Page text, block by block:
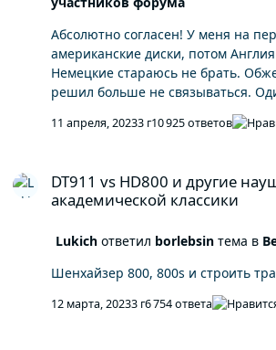
Абсолютно согласен! У меня на первом месте
американские диски, потом
Немецкие стараюсь не брать.
решил больше не связываться. Один форумчанин
даже объяснил почему так у немцев. А вообще,
дискам разных стран чётко
11 апреля, 20233 г10 925 ответов
DT911 vs HD800 и другие
академической классики
Lukichответил borlebsinтема в
Шенхайзер 800, 800s и строить
12 марта, 20233 г6 754 ответа